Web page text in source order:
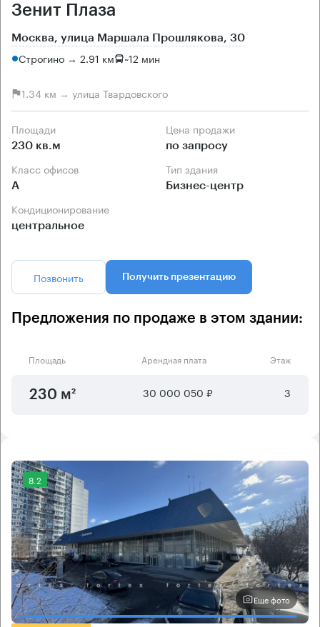
Зенит Плаза
Москва, улица Маршала Прошлякова, 30
Строгино → 2.91 км ~12 мин
1.34 км → улица Твардовского
Площади
230 кв.м
Цена продажи
по запросу
Класс офисов
А
Тип здания
Бизнес-центр
Кондиционирование
центральное
Позвонить Получить презентацию
Предложения по продаже в этом здании:
Площадь Арендная плата Этаж
230 м² 30 000 050 ₽ 3
8.2
Еще фото